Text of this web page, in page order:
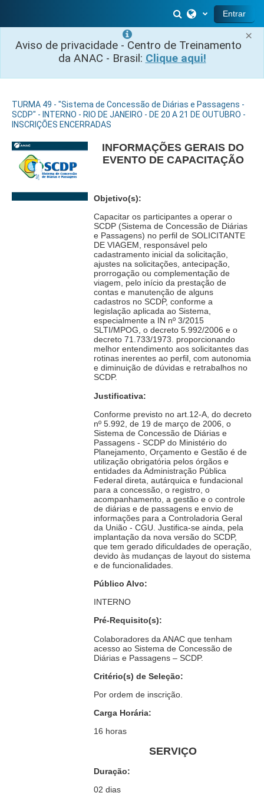
×
Aviso de privacidade - Centro de Treinamento
da ANAC - Brasil: Clique aqui!
Alternar entrada
Entrar
TURMA 49 - "Sistema de Concessão de Diárias e Passagens -
SCDP" - INTERNO - RIO DE JANEIRO - DE 20 A 21 DE OUTUBRO -
INSCRIÇÕES ENCERRADAS
INFORMAÇÕES GERAIS DO
EVENTO DE CAPACITAÇÃO
Objetivo(s):
Capacitar os participantes a operar o
SCDP (Sistema de Concessão de Diárias
e Passagens) no perfil de SOLICITANTE
DE VIAGEM, responsável pelo
cadastramento inicial da solicitação,
ajustes na solicitações, antecipação,
prorrogação ou complementação de
viagem, pelo início da prestação de
contas e manutenção de alguns
cadastros no SCDP, conforme a
legislação aplicada ao Sistema,
especialmente a IN nº 3/2015
SLTI/MPOG, o decreto 5.992/2006 e o
decreto 71.733/1973. proporcionando
melhor entendimento aos solicitantes das
rotinas inerentes ao perfil, com autonomia
e diminuição de dúvidas e retrabalhos no
SCDP.
Justificativa:
Conforme previsto no art.12-A, do decreto
nº 5.992, de 19 de março de 2006, o
Sistema de Concessão de Diárias e
Passagens - SCDP do Ministério do
Planejamento, Orçamento e Gestão é de
utilização obrigatória pelos órgãos e
entidades da Administração Pública
Federal direta, autárquica e fundacional
para a concessão, o registro, o
acompanhamento, a gestão e o controle
de diárias e de passagens e envio de
informações para a Controladoria Geral
da União - CGU. Justifica-se ainda, pela
implantação da nova versão do SCDP,
que tem gerado dificuldades de operação,
devido às mudanças de layout do sistema
e de funcionalidades.
Público Alvo:
INTERNO
Pré-Requisito(s):
Colaboradores da ANAC que tenham
acesso ao Sistema de Concessão de
Diárias e Passagens – SCDP.
Critério(s) de Seleção:
Por ordem de inscrição.
Carga Horária:
16 horas
SERVIÇO
Duração:
02 dias